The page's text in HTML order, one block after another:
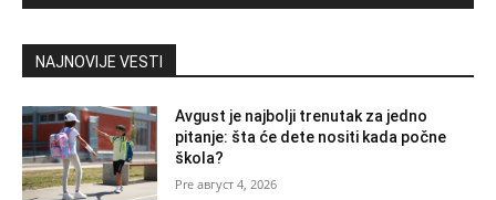
NAJNOVIJE VESTI
Avgust je najbolji trenutak za jedno
pitanje: šta će dete nositi kada počne
škola?
август 4, 2026